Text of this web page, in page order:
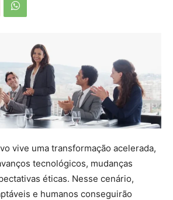
vive uma transformação acelerada,
tecnológicos, mudanças
éticas. Nesse cenário,
e humanos conseguirão